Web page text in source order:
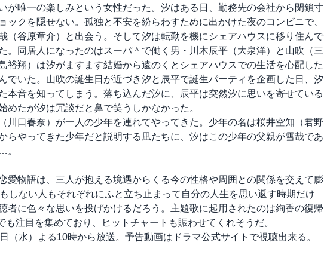
が唯一の楽しみという女性だった。汐はある日、勤務先の会社から閉鎖寸
ックを隠せない。孤独と不安を紛らわすために出かけた夜のコンビニで、
（谷原章介）と出会う。そして汐は転勤を機にシェアハウスに移り住んで
。同居人になったのはスーパ＾で働く男・川木辰平（大泉洋）と山吹（三
裕翔）は汐がますます結婚から遠のくとシェアハウスでの生活を心配した
でいた。山吹の誕生日が近づき汐と辰平で誕生パーティを企画した日、汐
本音を知ってしまう。落ち込んだ汐に、辰平は突然汐に思いを寄せている
たが汐は冗談だと鼻で笑うしかなかった。
川口春奈）が一人の少年を連れてやってきた。少年の名は桜井空知（君野
らやってきた少年だと説明する凪たちに、汐はこの少年の父親が雪哉であ
。
愛物語は、三人が抱える境遇からくる今の性格や周囲との関係を交えて膨
しない人もそれぞれにふと立ち止まって自分の人生を思い返す時期だけ
者に色々な思いを投げかけるだろう。主題歌に起用されたのは絢香の復帰
注目を集めており、ヒットチャートも賑わせてくれそうだ。
（水）よる10時から放送。予告動画はドラマ公式サイトで視聴出来る。